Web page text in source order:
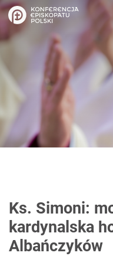
Ks. Simoni:
kardynalska
Albańczyków